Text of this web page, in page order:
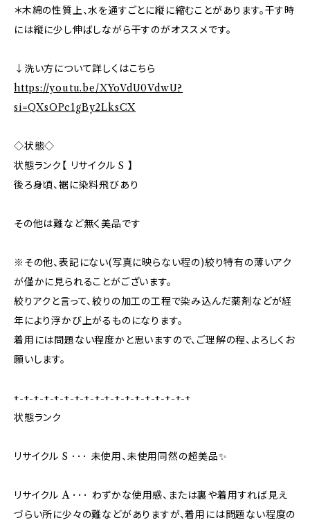
＊木綿の性質上、水を通すごとに縦に縮むことがあります。干す時
には縦に少し伸ばしながら干すのがオススメです。
↓洗い方について詳しくはこちら
https://youtu.be/XYoVdU0VdwU?
si=QXsOPc1gBy2LksCX
◇状態◇
状態ランク【 リサイクル S 】
後ろ身頃、裾に染料飛びあり
その他は難など無く美品です
※その他、表記にない(写真に映らない程の)絞り特有の薄いアク
が僅かに見られることがございます。
絞りアクと言って、絞りの加工の工程で染み込んだ薬剤などが経
年により浮かび上がるものになります。
着用には問題ない程度かと思いますので、ご理解の程、よろしくお
願いします。
+-+-+-+-+-+-+-+-+-+-+-+-+-+-+-+-+-+
状態ランク
リサイクル S ･･･ 未使用、未使用同然の超美品✨
リサイクル A ･･･ わずかな使用感、または裏や着用すれば見え
づらい所に少々の難などがありますが、着用には問題ない程度の